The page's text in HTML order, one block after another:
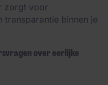
zorgt voor
transparantie binnen je
over eerlijke